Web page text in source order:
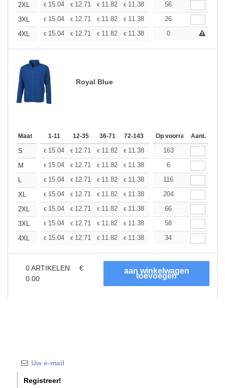
2XL
€ 15.04 € 12.71 € 11.82 € 11.38 10.75
56
3XL
€ 15.04 € 12.71 € 11.82 € 11.38 10.75
26
4XL
€ 15.04 € 12.71 € 11.82 € 11.38 10.75
0
Royal Blue
Maat 1-11 12-35 36-71 72-143 144-287 288 + Meer
Op voorraadAant.
S € 15.04 € 12.71 € 11.82 € 11.38 10.75
163
M
€ 15.04 € 12.71 € 11.82 € 11.38 10.75
6
L
€ 15.04 € 12.71 € 11.82 € 11.38 10.75
116
XL
€ 15.04 € 12.71 € 11.82 € 11.38 10.75
204
2XL
€ 15.04 € 12.71 € 11.82 € 11.38 10.75
66
3XL
€ 15.04 € 12.71 € 11.82 € 11.38 10.75
58
4XL
€ 15.04 € 12.71 € 11.82 € 11.38 10.75
34
0ARTIKELEN
€
0.00
Registreer!